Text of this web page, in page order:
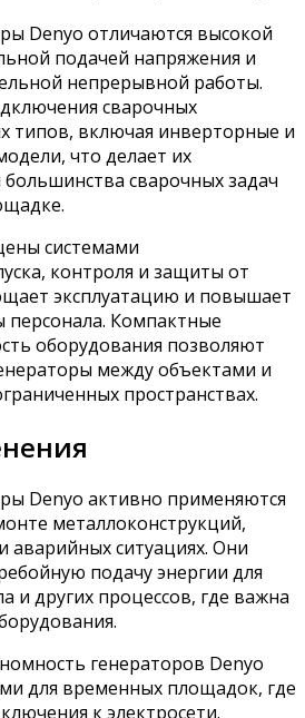
Denyo отличаются высокой
подачей напряжения и
непрерывной работы.
сварочных
типов, включая инверторные и
что делает их
сварочных задач
системами
контроля и защиты от
эксплуатацию и повышает
персонала. Компактные
оборудования позволяют
между объектами и
пространствах.
Denyo активно применяются
металлоконструкций,
аварийных ситуациях. Они
подачу энергии для
и других процессов, где важна
генераторов Denyo
для временных площадок, где
к электросети.